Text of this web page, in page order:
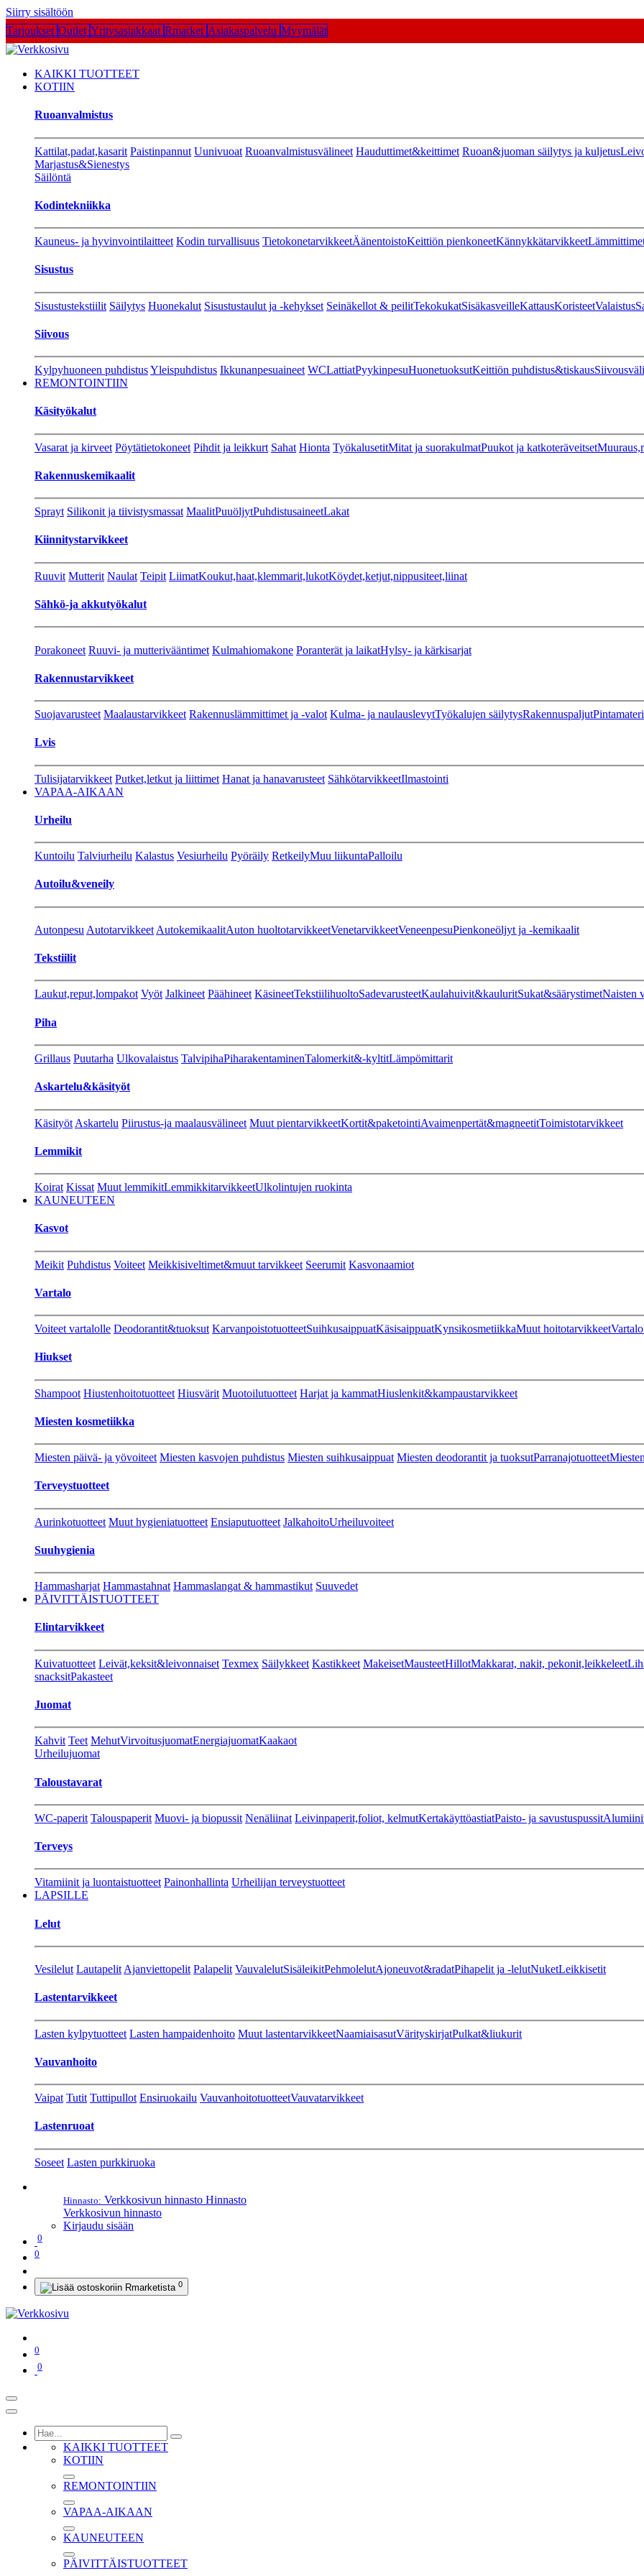
Siirry sisältöön
Tarjoukset Outlet Yritysasiakkaat Rmarket Asiakaspalvelu Myymälät
KAIKKI TUOTTEET
KOTIIN
Ruoanvalmistus
Kattilat,padat,kasarit Paistinpannut Uunivuoat Ruoanvalmistusvälineet Hauduttimet&keittimet Ruoan&juoman säilytys ja kuljetus
Marjastus&Sienestys
Säilöntä
Kodintekniikka
Kauneus- ja hyvinvointilaitteet Kodin turvallisuus TietokonetarvikkeetÄänentoistoKeittiön pienkoneetKännykkätarvikkeet
Sisustus
Sisustustekstiilit Säilytys Huonekalut Sisustustaulut ja -kehykset Seinäkellot & peilitTekokukatSisäkasveilleKattausKoristeetValaistus
Siivous
Kylpyhuoneen puhdistusYleispuhdistus Ikkunanpesuaineet WCLattiatPyykinpesuHuonetuoksutKeittiön puhdistus&tiskaus
REMONTOINTIIN
Käsityökalut
Vasarat ja kirveet Pöytätietokoneet Pihdit ja leikkurt Sahat Hionta TyökalusetitMitat ja suorakulmatPuukot ja katkoteräveitset
Rakennuskemikaalit
Sprayt Silikonit ja tiivistysmassat MaalitPuuöljytPuhdistusaineetLakat
Kiinnitystarvikkeet
Ruuvit Mutterit Naulat Teipit LiimatKoukut,haat,klemmarit,lukotKöydet,ketjut,nippusiteet,liinat
Sähkö-ja akkutyökalut
Porakoneet Ruuvi- ja mutterivääntimet Kulmahiomakone Poranterät ja laikatHylsy- ja kärkisarjat
Rakennustarvikkeet
Suojavarusteet Maalaustarvikkeet Rakennuslämmittimet ja -valot Kulma- ja naulauslevytTyökalujen säilytysRakennuspaljut
Lvis
Tulisijatarvikkeet Putket,letkut ja liittimet Hanat ja hanavarusteet SähkötarvikkeetIlmastointi
VAPAA-AIKAAN
Urheilu
Kuntoilu Talviurheilu Kalastus Vesiurheilu Pyöräily RetkeilyMuu liikuntaPalloilu
Autoilu&veneily
Autonpesu Autotarvikkeet AutokemikaalitAuton huoltotarvikkeetVenetarvikkeetVeneenpesuPienkoneöljyt ja -kemikaalit
Tekstiilit
Laukut,reput,lompakot Vyöt Jalkineet Päähineet KäsineetTekstiilihuoltoSadevarusteetKaulahuivit&kauluritSukat&säärystimetNaisten
Piha
Grillaus Puutarha Ulkovalaistus TalvipihaPiharakentaminenTalomerkit&-kyltitLämpömittarit
Askartelu&käsityöt
Käsityöt Askartelu Piirustus-ja maalausvälineet Muut pientarvikkeetKortit&paketointiAvaimenpertät&magneetitToimistotarvikkeet
Lemmikit
Koirat Kissat Muut lemmikitLemmikkitarvikkeetUlkolintujen ruokinta
KAUNEUTEEN
Kasvot
Meikit Puhdistus Voiteet Meikkisiveltimet&muut tarvikkeet Seerumit Kasvonaamiot
Vartalo
Voiteet vartalolle Deodorantit&tuoksut KarvanpoistotuotteetSuihkusaippuatKäsisaippuatKynsikosmetiikkaMuut hoitotarvikkeet
Hiukset
Shampoot Hiustenhoitotuotteet Hiusvärit Muotoilutuotteet Harjat ja kammatHiuslenkit&kampaustarvikkeet
Miesten kosmetiikka
Miesten päivä- ja yövoiteet Miesten kasvojen puhdistus Miesten suihkusaippuat Miesten deodorantit ja tuoksutParranajotuotteet
Terveystuotteet
Aurinkotuotteet Muut hygieniatuotteet Ensiaputuotteet JalkahoitoUrheiluvoiteet
Suuhygienia
Hammasharjat Hammastahnat Hammaslangat & hammastikut Suuvedet
PÄIVITTÄISTUOTTEET
Elintarvikkeet
Kuivatuotteet Leivät,keksit&leivonnaiset Texmex Säilykkeet Kastikkeet MakeisetMausteetHillotMakkarat, nakit, pekonit,leikkeleet
snacksitPakasteet
Juomat
Kahvit Teet MehutVirvoitusjuomatEnergiajuomatKaakaot
Urheilujuomat
Taloustavarat
WC-paperit Talouspaperit Muovi- ja biopussit Nenäliinat Leivinpaperit,foliot, kelmutKertakäyttöastiatPaisto- ja savustuspussit
Terveys
Vitamiinit ja luontaistuotteet Painonhallinta Urheilijan terveystuotteet
LAPSILLE
Lelut
Vesilelut Lautapelit Ajanviettopelit Palapelit VauvalelutSisäleikitPehmolelutAjoneuvot&radatPihapelit ja -lelutNuketLeikkisetit
Lastentarvikkeet
Lasten kylpytuotteet Lasten hampaidenhoito Muut lastentarvikkeetNaamiaisasutVärityskirjatPulkat&liukurit
Vauvanhoito
Vaipat Tutit Tuttipullot Ensiruokailu VauvanhoitotuotteetVauvatarvikkeet
Lastenruoat
Soseet Lasten purkkiruoka
Hinnasto: Verkkosivun hinnasto Hinnasto
Verkkosivun hinnasto
Kirjaudu sisään
0
0
0
0
0
KAIKKI TUOTTEET
KOTIIN
REMONTOINTIIN
VAPAA-AIKAAN
KAUNEUTEEN
PÄIVITTÄISTUOTTEET